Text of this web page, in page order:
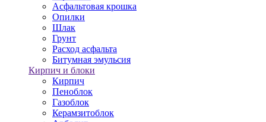
Асфальтовая крошка
Опилки
Шлак
Грунт
Расход асфальта
Битумная эмульсия
Кирпич и блоки
Кирпич
Пеноблок
Газоблок
Керамзитоблок